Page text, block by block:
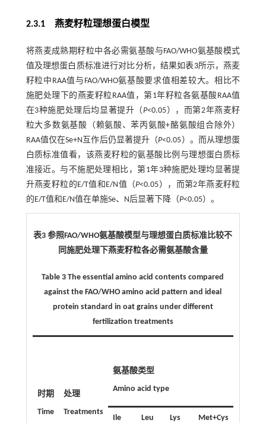
2.3.1 燕麦籽粒理想蛋白模型
将燕麦成熟期籽粒中各必需氨基酸与FAO/WHO氨基酸模式
值及理想蛋白质标准进行对比分析，结果如表3所示，燕麦
籽粒中RAA值与FAO/WHO氨基酸要求值相差较大。相比不
施肥处理下的燕麦籽粒RAA值，第1年籽粒各氨基酸RAA值
在3种施肥处理后均显著提升（ P<0.05），而第2年燕麦籽
粒大多数氨基酸（赖氨酸、苯丙氨酸+酪氨酸组合除外）
RAA值仅在Se+N互作后仍显著提升（P<0.05）。而从理想蛋
白质标准值看，该燕麦籽粒的氨基酸比例与理想蛋白质标
准接近。与不施肥处理相比，第1年3种施肥处理均显著提
升燕麦籽粒的E/T值和E/N值（P<0.05），而第2年燕麦籽粒
的E/T值和E/N值在单施Se、N后显著下降（P<0.05）。
表3 参照FAO/WHO氨基酸模型与理想蛋白质标准比较不
同施肥处理下燕麦籽粒各必需氨基酸含量
Table 3 The essential amino acid contents compared
against the FAO/WHO amino acid pattern and ideal
protein standard in oat grains under different
fertilization treatments
时期
Time
处理
Treatments
氨基酸类型
Amino acid type
Ile Leu Lys Met+Cys